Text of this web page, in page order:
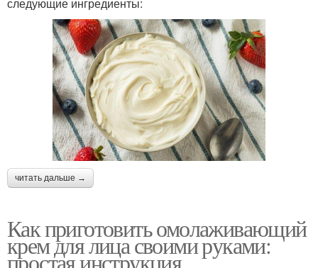
читать дальше →
Как приготовить омолаживающий
крем для лица своими руками:
простая инструкция